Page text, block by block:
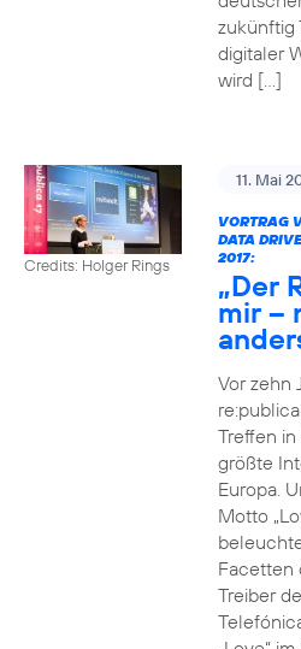
zukünftig
digitaler
wird […]
Credits: Holger Rings
11. Mai
VORTRAG
DATA
2017:
„Der
mir –
Vor zehn
Treffen
größte
Europa.
Motto
Facetten
Treiber